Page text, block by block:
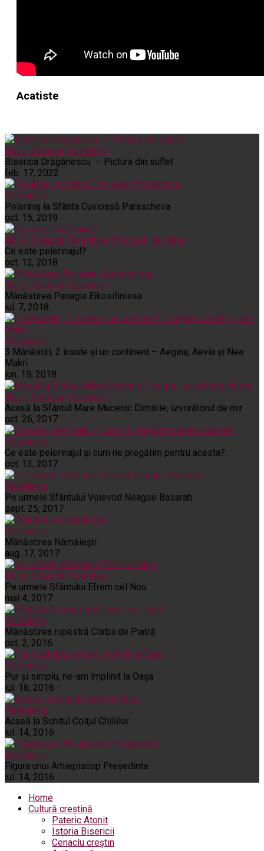
Acatiste
Noi și Biserica Pelerinaje
Biserica Drăgănescu – Pictura din suflet
feb. 17, 2022
Pelerinaje
Pelerinaj la Sfânta Cuvioasă Parascheva
oct. 15, 2019
Noi și Biserica Pelerinaje Rânduieli liturgice
Ce este pelerinajul?
oct. 12, 2018
Noi și Biserica Pelerinaje
Mânăstirea Panagia Eikosifinissa
iul. 7, 2018
Pelerinaje
3 Mânăstiri, 2 insule și un continent – Aegina, Aevia și Nea
Makri
iun. 19, 2018
Noi și Biserica Pelerinaje
Acasă la Sfântul Mare Mucenic Dimitrie, izvorâtorul de mir
oct. 26, 2017
Pelerinaje
Ce este pelerinajul şi cum ne pregătim pentru acesta?
oct. 13, 2017
Pelerinaje
Pe urmele Sfântului Voievod Neagoe Basarab
sept. 25, 2017
Pelerinaje
Mănăstirea Nămăiești
aug. 17, 2017
Noi și Biserica Pelerinaje
Pe urmele Sfântului Efrem cel Nou
mai 4, 2017
Pelerinaje
Mănăstirea rupestră Corbii de Piatră
oct. 2, 2016
Pelerinaje
Pur şi simplu, ne-am împlinit la Oaşa
iul. 16, 2016
Pelerinaje
Acasă la Schitul Colţul Chiliilor
iul. 14, 2016
Pelerinaje
Figura unui Arhiepiscop Preşedinte
iul. 14, 2016
Home
Cultură creștină
Pateric Atonit
Istoria Bisericii
Cenaclu creștin